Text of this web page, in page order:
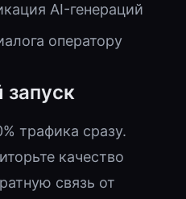
AI-генераций
оператору
трафика сразу.
качество
связь от